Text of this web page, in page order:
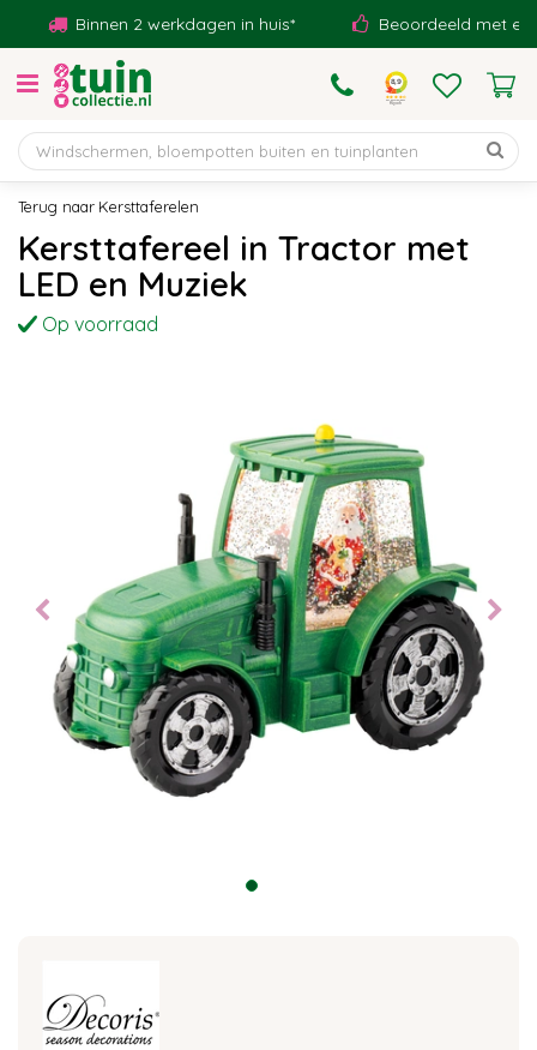
Kersttaferelen
Binnen 2 werkdagen in huis* Beoordeeld met een
Kersttafereel in Tractor met
LED en Muziek
Op voorraad